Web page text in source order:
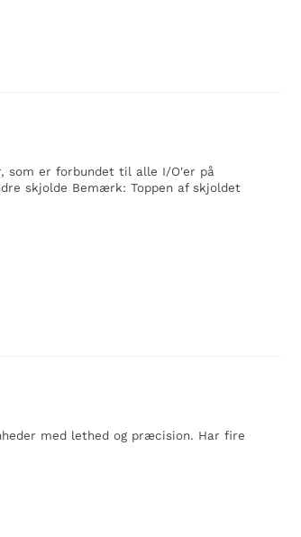
som er forbundet til alle I/O'er på
skjolde Bemærk: Toppen af skjoldet
med lethed og præcision. Har fire